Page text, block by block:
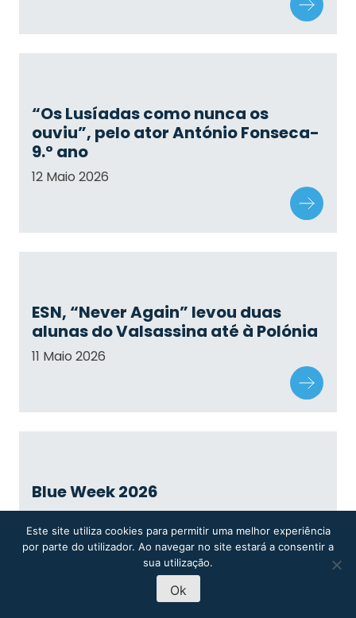
“Os Lusíadas como nunca os
ouviu”, pelo ator António Fonseca-
9.º ano
12 Maio 2026
ESN, “Never Again” levou duas
alunas do Valsassina até à Polónia
11 Maio 2026
Blue Week 2026
08 Maio 2026
MARCAÇÃO DE
Este site utiliza cookies para permitir uma melhor experiência
por parte do utilizador. Ao navegar no site estará a consentir a
sua utilização.
Ok